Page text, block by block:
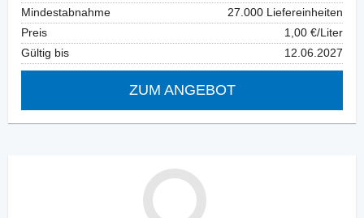
Mindestabnahme
27.000 Liefereinheiten
Preis
1,00 €/Liter
Gültig bis
12.06.2027
ZUM ANGEBOT